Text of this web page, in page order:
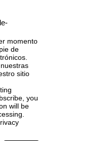
momento
de
sitio
you
will be